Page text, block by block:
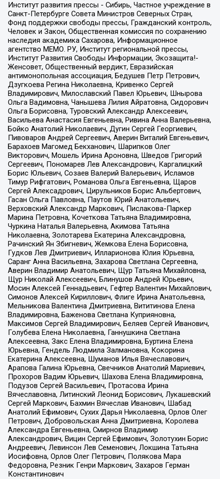
Институт развития прессы - Сибирь, Частное учреждение в
Санкт-Петербурге Совета Министров Северных Стран,
Фонд поддержки свободы прессы, Гражданский контроль,
Человек и Закон, Общественная комиссия по сохранению
наследия академика Сахарова, Информационное
агентство МЕМО. РУ, Институт региональной прессы,
Институт Развития Свободы Информации, Экозащита!-
Женсовет, Общественный вердикт, Евразийская
антимонопольная ассоциация, Бедушев Петр Петрович,
Дзугкоева Регина Николаевна, Кривенко Сергей
Владимирович, Милославский Павел Юрьевич, Шнырова
Ольга Вадимовна, Чанышева Лилия Айратовна, Сидорович
Ольга Борисовна, Туровский Александр Алексеевич,
Васильева Анастасия Евгеньевна, Ривина Анна Валерьевна,
Бойко Анатолий Николаевич, Дугин Сергей Георгиевич,
Пивоваров Андрей Сергеевич, Аверин Виталий Евгеньевич,
Барахоев Магомед Бекханович, Шарипков Олег
Викторович, Мошель Ирина Ароновна, Шведов Григорий
Сергеевич, Пономарев Лев Александрович, Каргалицкий
Борис Юльевич, Созаев Валерий Валерьевич, Исламов
Тимур Рифгатович, Романова Ольга Евгеньевна, Щаров
Сергей Алексадрович, Цирульников Борис Альбертович,
Гасан Ольга Павловна, Паутов Юрий Анатольевич,
Верховский Александр Маркович, Пислакова-Паркер
Марина Петровна, Кочеткова Татьяна Владимировна,
Чуркина Наталья Валерьевна, Акимова Татьяна
Николаевна, Золотарева Екатерина Александровна,
Рачинский Ян Збигневич, Жемкова Елена Борисовна,
Гудков Лев Дмитриевич, Илларионова Юлия Юрьевна,
Саранг Анна Васильевна, Захарова Светлана Сергеевна,
Аверин Владимир Анатольевич, Щур Татьяна Михайловна,
Щур Николай Алексеевич, Блинушов Андрей Юрьевич,
Мосин Алексей Геннадьевич, Гефтер Валентин Михайлович,
Симонов Алексей Кириллович, Флиге Ирина Анатольевна,
Мельникова Валентина Дмитриевна, Вититинова Елена
Владимировна, Баженова Светлана Куприяновна,
Максимов Сергей Владимирович, Беляев Сергей Иванович,
Голубева Елена Николаевна, Ганнушкина Светлана
Алексеевна, Закс Елена Владимировна, Буртина Елена
Юрьевна, Гендель Людмила Залмановна, Кокорина
Екатерина Алексеевна, Шуманов Илья Вячеславович,
Арапова Галина Юрьевна, Свечников Анатолий Мариевич,
Прохоров Вадим Юрьевич, Шахова Елена Владимировна,
Подузов Сергей Васильевич, Протасова Ирина
Вячеславовна, Литинский Леонид Борисович, Лукашевский
Сергей Маркович, Бахмин Вячеслав Иванович, Шабад
Анатолий Ефимович, Сухих Дарья Николаевна, Орлов Олег
Петрович, Добровольская Анна Дмитриевна, Королева
Александра Евгеньевна, Смирнов Владимир
Александрович, Вицин Сергей Ефимович, Золотухин Борис
Андреевич, Левинсон Лев Семенович, Локшина Татьяна
Иосифовна, Орлов Олег Петрович, Полякова Мара
Федоровна, Резник Генри Маркович, Захаров Герман
Константинович